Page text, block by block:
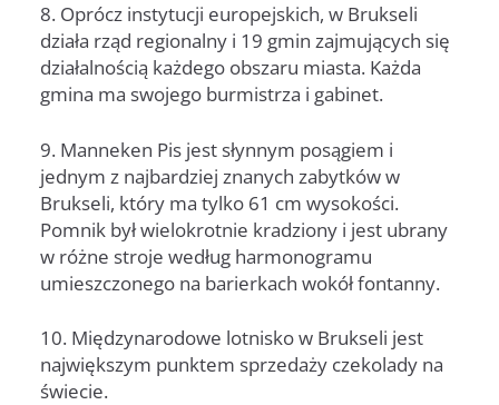
8. Oprócz instytucji europejskich, w Brukseli
działa rząd regionalny i 19 gmin zajmujących się
działalnością każdego obszaru miasta. Każda
gmina ma swojego burmistrza i gabinet.
9. Manneken Pis jest słynnym posągiem i
jednym z najbardziej znanych zabytków w
Brukseli, który ma tylko 61 cm wysokości.
Pomnik był wielokrotnie kradziony i jest ubrany
w różne stroje według harmonogramu
umieszczonego na barierkach wokół fontanny.
10. Międzynarodowe lotnisko w Brukseli jest
największym punktem sprzedaży czekolady na
świecie.